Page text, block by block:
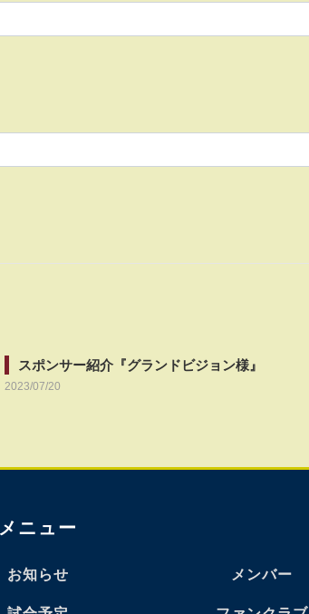
スポンサー紹介『グランドビジョン様』
2023/07/20
メニュー
お知らせ メンバー